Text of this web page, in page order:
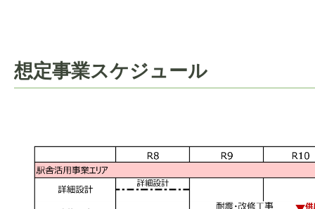
想定事業スケジュール